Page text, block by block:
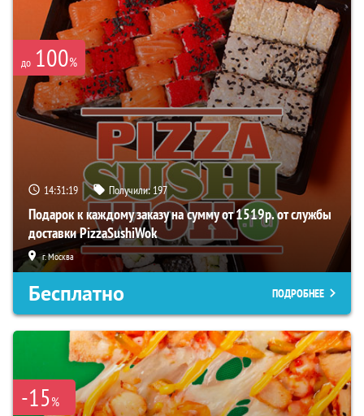
до 100%
14:31:18 Получили:197
Подарок к каждому заказу на сумму от 1519р. от службы
доставки PizzaSushiWok
г. Москва
Бесплатно ПОДРОБНЕЕ
-15%